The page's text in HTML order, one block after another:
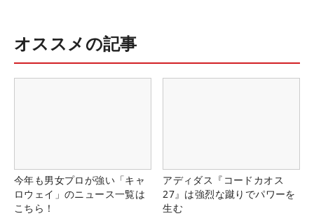
オススメの記事
今年も男女プロが強い「キャ
ロウェイ」のニュース一覧は
こちら！
アディダス『コードカオス
27』は強烈な蹴りでパワーを
生む